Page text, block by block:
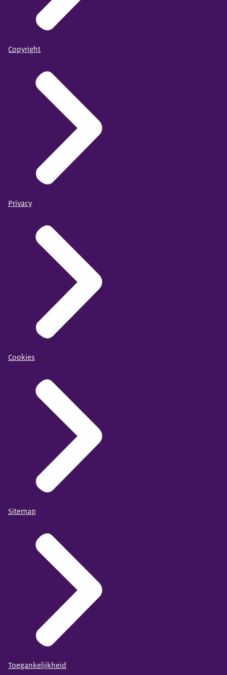
Copyright
Privacy
Cookies
Sitemap
Toegankelijkheid